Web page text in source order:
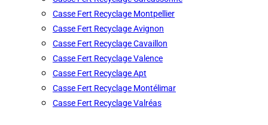
Casse Fert Recyclage Montpellier
Casse Fert Recyclage Avignon
Casse Fert Recyclage Cavaillon
Casse Fert Recyclage Valence
Casse Fert Recyclage Apt
Casse Fert Recyclage Montélimar
Casse Fert Recyclage Valréas